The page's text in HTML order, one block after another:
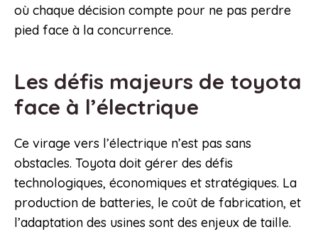
où chaque décision compte pour ne pas perdre
pied face à la concurrence.
Les défis majeurs de toyota
face à l’électrique
Ce virage vers l’électrique n’est pas sans
obstacles. Toyota doit gérer des défis
technologiques, économiques et stratégiques. La
production de batteries, le coût de fabrication, et
l’adaptation des usines sont des enjeux de taille.